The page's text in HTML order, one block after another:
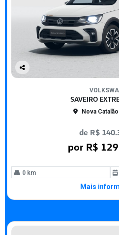
Co
SAVEIRO
Nova
de R$
por R$
0 km
Mais